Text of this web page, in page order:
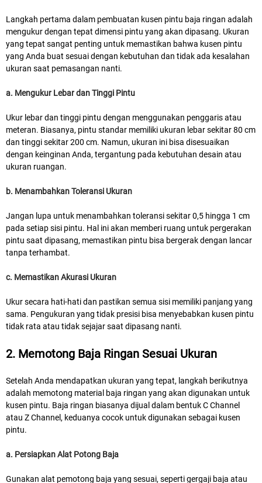
Langkah pertama dalam pembuatan kusen pintu baja ringan adalah
mengukur dengan tepat dimensi pintu yang akan dipasang. Ukuran
yang tepat sangat penting untuk memastikan bahwa kusen pintu
yang Anda buat sesuai dengan kebutuhan dan tidak ada kesalahan
ukuran saat pemasangan nanti.
a. Mengukur Lebar dan Tinggi Pintu
Ukur lebar dan tinggi pintu dengan menggunakan penggaris atau
meteran. Biasanya, pintu standar memiliki ukuran lebar sekitar 80 cm
dan tinggi sekitar 200 cm. Namun, ukuran ini bisa disesuaikan
dengan keinginan Anda, tergantung pada kebutuhan desain atau
ukuran ruangan.
b. Menambahkan Toleransi Ukuran
Jangan lupa untuk menambahkan toleransi sekitar 0,5 hingga 1 cm
pada setiap sisi pintu. Hal ini akan memberi ruang untuk pergerakan
pintu saat dipasang, memastikan pintu bisa bergerak dengan lancar
tanpa terhambat.
c. Memastikan Akurasi Ukuran
Ukur secara hati-hati dan pastikan semua sisi memiliki panjang yang
sama. Pengukuran yang tidak presisi bisa menyebabkan kusen pintu
tidak rata atau tidak sejajar saat dipasang nanti.
2. Memotong Baja Ringan Sesuai Ukuran
Setelah Anda mendapatkan ukuran yang tepat, langkah berikutnya
adalah memotong material baja ringan yang akan digunakan untuk
kusen pintu. Baja ringan biasanya dijual dalam bentuk C Channel
atau Z Channel, keduanya cocok untuk digunakan sebagai kusen
pintu.
a. Persiapkan Alat Potong Baja
Gunakan alat pemotong baja yang sesuai, seperti gergaji baja atau